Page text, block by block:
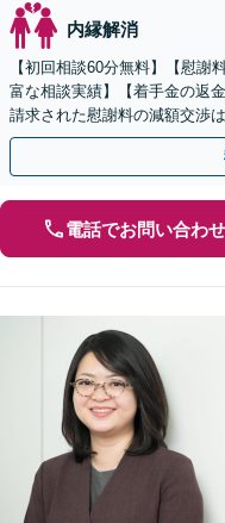
内縁解消
【初回相談60分無料】【慰謝
富な相談実績】【着手金の返
請求された慰謝料の減額交渉
棄など様々な離婚・男女問題
電話でお問い合わせ